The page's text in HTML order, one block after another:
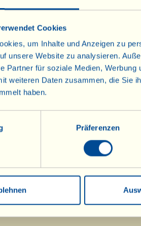
Cookies
um Inhalte und Anzeigen zu
unsere Website zu analysieren.
Partner für soziale Medien,
weiteren Daten zusammen, die Sie
haben.
Präferenzen
der netten Begleitung der
Riserva“ 2014.
Weine
Rotweine
Raritäten
Roséweine
Alkohol)